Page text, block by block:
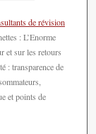
de révision
: L’Enorme
et sur les retours
: transparence de
et points de